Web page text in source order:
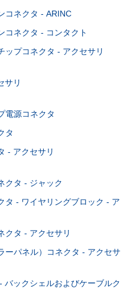
コネクタ - ARINC
コネクタ - コンタクト
ップコネクタ - アクセサリ
サリ
電源コネクタ
タ
- アクセサリ
クタ - ジャック
タ - ワイヤリングブロック - ア
クタ - アクセサリ
ーパネル）コネクタ - アクセサ
バックシェルおよびケーブルク